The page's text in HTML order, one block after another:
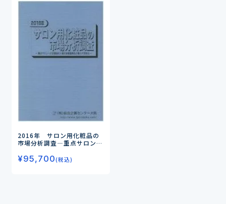
2016年 サロン用化粧品の
市場分析調査―重点サロンへ
の導入が活性化―
¥95,700(税込)